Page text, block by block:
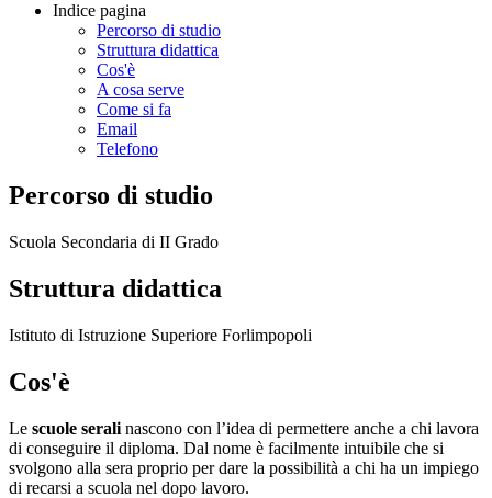
Indice pagina
Percorso di studio
Struttura didattica
Cos'è
A cosa serve
Come si fa
Email
Telefono
Percorso di studio
Scuola Secondaria di II Grado
Struttura didattica
Istituto di Istruzione Superiore Forlimpopoli
Cos'è
Le scuole serali nascono con l’idea di permettere anche a chi lavora
di conseguire il diploma. Dal nome è facilmente intuibile che si
svolgono alla sera proprio per dare la possibilità a chi ha un impiego
di recarsi a scuola nel dopo lavoro.